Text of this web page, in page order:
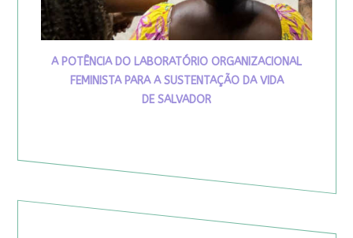
A POTÊNCIA DO LABORATÓRIO ORGANIZACIONAL
FEMINISTA PARA A SUSTENTAÇÃO DA VIDA
DE SALVADOR